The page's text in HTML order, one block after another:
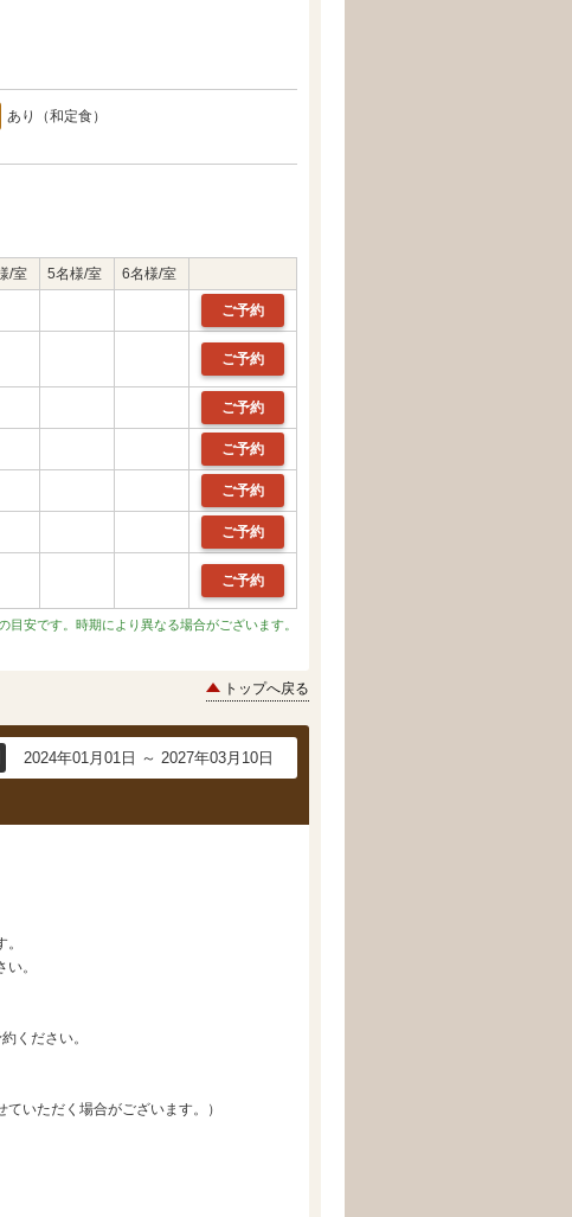
あり（和定食）
/室 5名様/室 6名様/室
ご予約
ご予約
ご予約
ご予約
ご予約
ご予約
ご予約
目安です。時期により異なる場合がございます。
トップへ戻る
2024年01月01日 ～ 2027年03月10日
。
ください。
いただく場合がございます。）